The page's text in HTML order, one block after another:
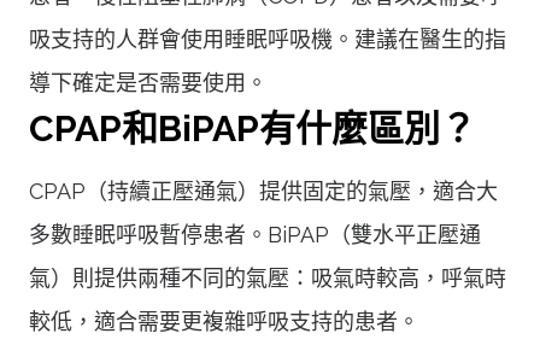
吸支持的人群會使用睡眠呼吸機。建議在醫生的指
導下確定是否需要使用。
CPAP和BiPAP有什麼區別？
CPAP（持續正壓通氣）提供固定的氣壓，適合大
多數睡眠呼吸暫停患者。BiPAP（雙水平正壓通
氣）則提供兩種不同的氣壓：吸氣時較高，呼氣時
較低，適合需要更複雜呼吸支持的患者。